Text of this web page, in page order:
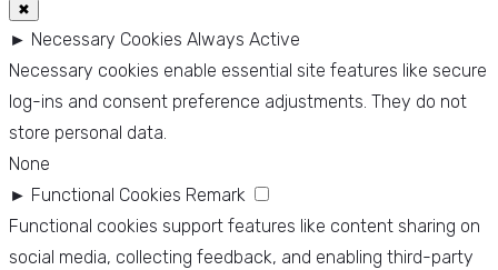
✖
► Necessary Cookies Always Active
Necessary cookies enable essential site features like secure
log-ins and consent preference adjustments. They do not
store personal data.
None
► Functional Cookies Remark
Functional cookies support features like content sharing on
social media, collecting feedback, and enabling third-party